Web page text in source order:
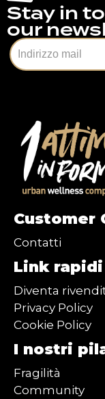
Stay in
our
Customer
Contatti
Link rapidi
Diventa
Privacy Policy
Cookie Policy
I nostri
Fragilità
Community